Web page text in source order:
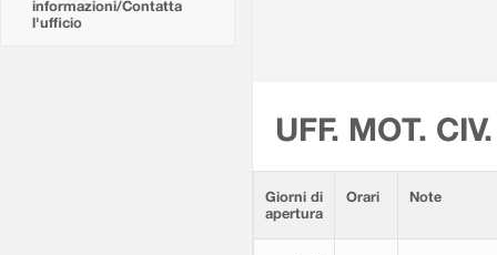
informazioni/Contatta
l'ufficio
UFF. MOT.
Giorni di
apertura
Orari Note